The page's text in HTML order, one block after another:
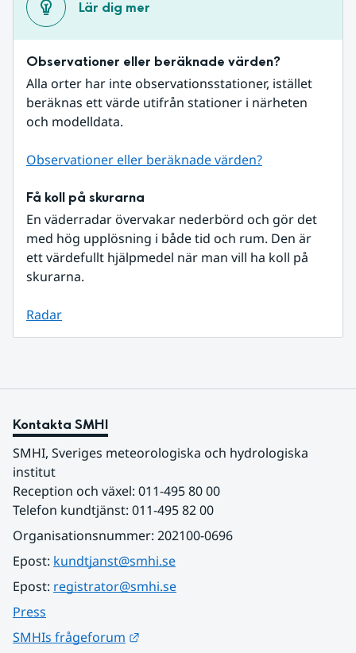
Lär dig mer
Observationer eller beräknade värden?
Alla orter har inte observationsstationer, istället
beräknas ett värde utifrån stationer i närheten
och modelldata.
Observationer eller beräknade värden?
Få koll på skurarna
En väderradar övervakar nederbörd och gör det
med hög upplösning i både tid och rum. Den är
ett värdefullt hjälpmedel när man vill ha koll på
skurarna.
Radar
Kontakta SMHI
SMHI, Sveriges meteorologiska och hydrologiska
institut
Reception och växel: 011-495 80 00
Telefon kundtjänst: 011-495 82 00
Organisationsnummer: 202100-0696
Epost: kundtjanst@smhi.se
Epost: registrator@smhi.se
Press
SMHIs frågeforum